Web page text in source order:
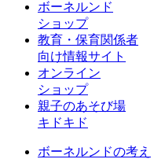
ボーネルンド
ショップ
教育・保育関係者
向け情報サイト
オンライン
ショップ
親子のあそび場
キドキド
ボーネルンドの考え